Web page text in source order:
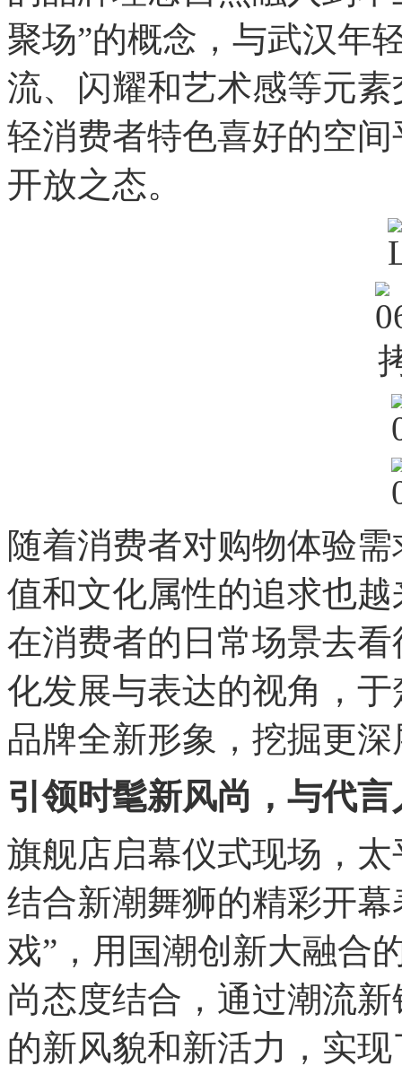
聚场”的概念，与武汉年
流、闪耀和艺术感等元
轻消费者特色喜好的空
开放之态。
随着消费者对购物体验
值和文化属性的追求也
在消费者的日常场景去
化发展与表达的视角，
品牌全新形象，挖掘更
引领时髦新风尚，与代
旗舰店启幕仪式现场，
结合新潮舞狮的精彩开
戏”，用国潮创新大融合
尚态度结合，通过潮流
的新风貌和新活力，实